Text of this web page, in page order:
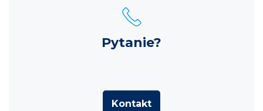
Pytanie?
Kontakt